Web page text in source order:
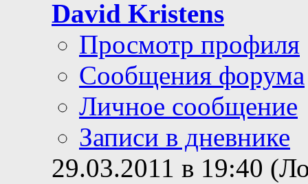
David Kristens
Просмотр профиля
Сообщения форума
Личное сообщение
Записи в дневнике
29.03.2011 в 19:40